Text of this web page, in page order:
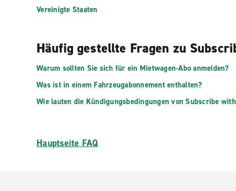
Vereinigte Staaten
Häufig gestellte Fragen zu
Warum sollten Sie sich für ein Mietwagen-Abo anmelden?
Was ist in einem Fahrzeugabonnement enthalten?
Wie lauten die Kündigungsbedingungen von Subscribe
Hauptseite FAQ